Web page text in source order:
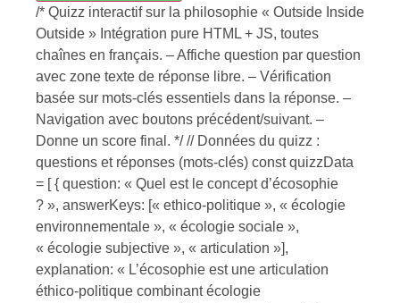
/* Quizz interactif sur la philosophie « Outside Inside
Outside » Intégration pure HTML + JS, toutes
chaînes en français. – Affiche question par question
avec zone texte de réponse libre. – Vérification
basée sur mots-clés essentiels dans la réponse. –
Navigation avec boutons précédent/suivant. –
Donne un score final. */ // Données du quizz :
questions et réponses (mots-clés) const quizzData
= [ { question: « Quel est le concept d’écosophie
? », answerKeys: [« ethico-politique », « écologie
environnementale », « écologie sociale »,
« écologie subjective », « articulation »],
explanation: « L’écosophie est une articulation
éthico-politique combinant écologie